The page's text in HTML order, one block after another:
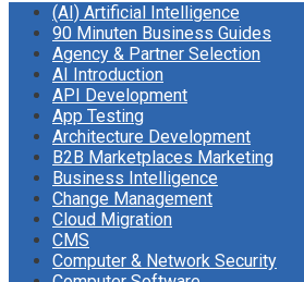
(AI) Artificial Intelligence
90 Minuten Business Guides
Agency & Partner Selection
AI Introduction
API Development
App Testing
Architecture Development
B2B Marketplaces Marketing
Business Intelligence
Change Management
Cloud Migration
CMS
Computer & Network Security